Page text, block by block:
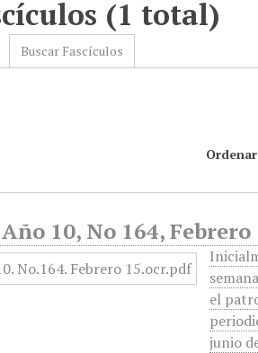
(1 total)
Buscar Fascículos
10, No 164, Febrero
el
junio